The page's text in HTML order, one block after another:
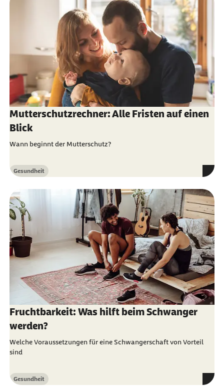
Mutterschutzrechner: Alle Fristen auf einen
Blick
Wann beginnt der Mutterschutz?
Kategorie
Gesundheit
Fruchtbarkeit: Was hilft beim Schwanger
werden?
Welche Voraussetzungen für eine Schwangerschaft von Vorteil
sind
Kategorie
Gesundheit